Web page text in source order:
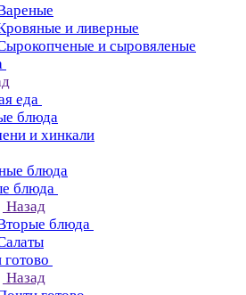
и ливерные
и сыровяленые
еда
блюда
и хинкали
блюда
блюда
Назад
блюда
Назад